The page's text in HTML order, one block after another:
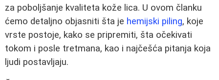
za poboljšanje kvaliteta kože lica. U ovom članku
ćemo detaljno objasniti šta je hemijski piling, koje
vrste postoje, kako se pripremiti, šta očekivati
tokom i posle tretmana, kao i najčešća pitanja koja
ljudi postavljaju.